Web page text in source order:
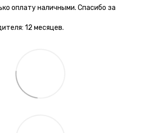
оплату наличными. Спасибо за
12 месяцев.